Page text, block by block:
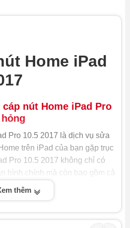
Home iPad
cáp nút Home iPad Pro
Pro 10.5 2017 là dịch vụ sửa
trên iPad của bạn gặp trục
Pro 10.5 2017 không chỉ có
hình chính mà còn bao gồm cả
tay Touch ID. Khi cáp kết nối
do va đập, ẩm ướt hoặc sử
người dùng.
thêm